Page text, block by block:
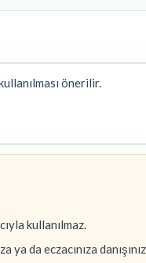
önerilir.
kullanılmaz.
da eczacınıza